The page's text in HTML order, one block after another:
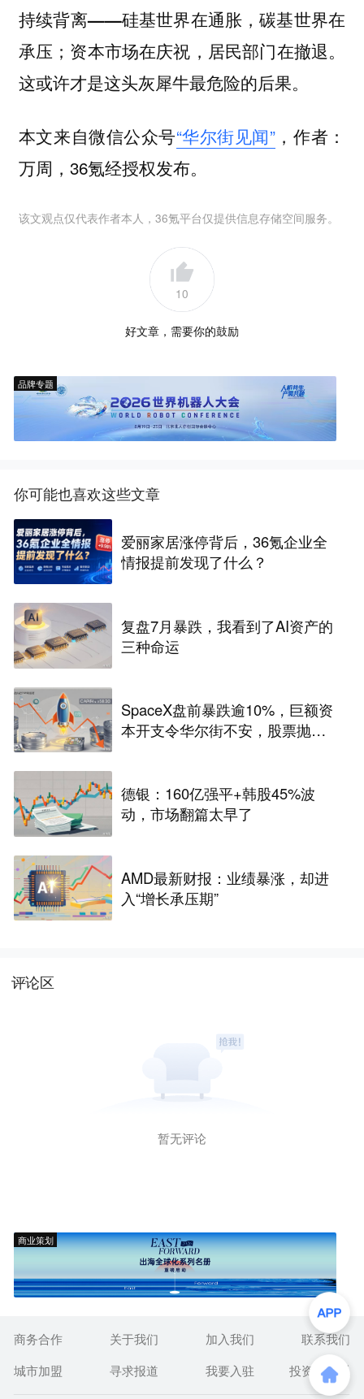
持续背离——硅基世界在通胀，碳基世界在
承压；资本市场在庆祝，居民部门在撤退。
这或许才是这头灰犀牛最危险的后果。
本文来自微信公众号“华尔街见闻”，作者：
万周，36氪经授权发布。
该文观点仅代表作者本人，36氪平台仅提供信息存储空间服务。
10
好文章，需要你的鼓励
品牌专题
你可能也喜欢这些文章
爱丽家居涨停背后，36氪企业全
情报提前发现了什么？
复盘7月暴跌，我看到了AI资产的
三种命运
SpaceX盘前暴跌逾10%，巨额资
本开支令华尔街不安，股票抛
德银：160亿强平+韩股45%波
动，市场翻篇太早了
AMD最新财报：业绩暴涨，却进
入“增长承压期”
评论区
暂无评论
商业策划
商务合作 关于我们 加入我们
联系我们
城市加盟
寻求报道 我要入驻 投资者关系